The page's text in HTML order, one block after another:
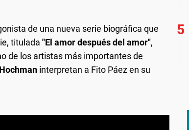
de una nueva serie biográfica que
titulada "El amor después del amor",
de los artistas más importantes de
interpretan a Fito Páez en su